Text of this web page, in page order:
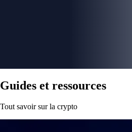
Guides et ressources
Tout savoir sur la crypto